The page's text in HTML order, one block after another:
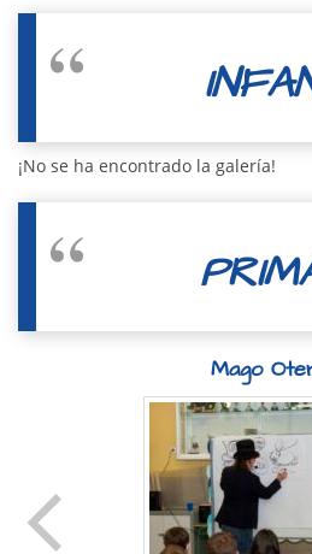
¡No se ha encontrado la galería!
Mago